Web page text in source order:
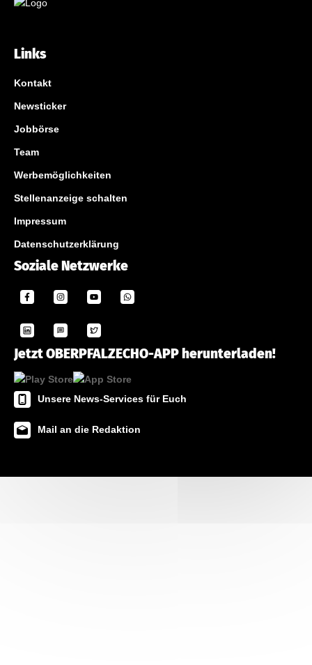
Links
Kontakt
Newsticker
Jobbörse
Team
Werbemöglichkeiten
Stellenanzeige schalten
Impressum
Datenschutzerklärung
Soziale Netzwerke
Jetzt OBERPFALZECHO-APP herunterladen!
Unsere News-Services für Euch
Mail an die Redaktion